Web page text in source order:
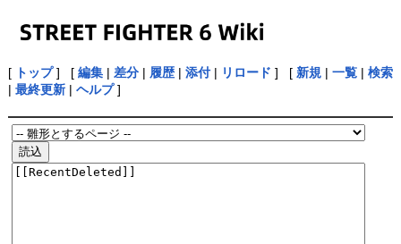
[ トップ] [ 編集| 差分| 履歴| 添付| リロード ] [ 新規| 一覧| 検索
| 最終更新| ヘルプ]